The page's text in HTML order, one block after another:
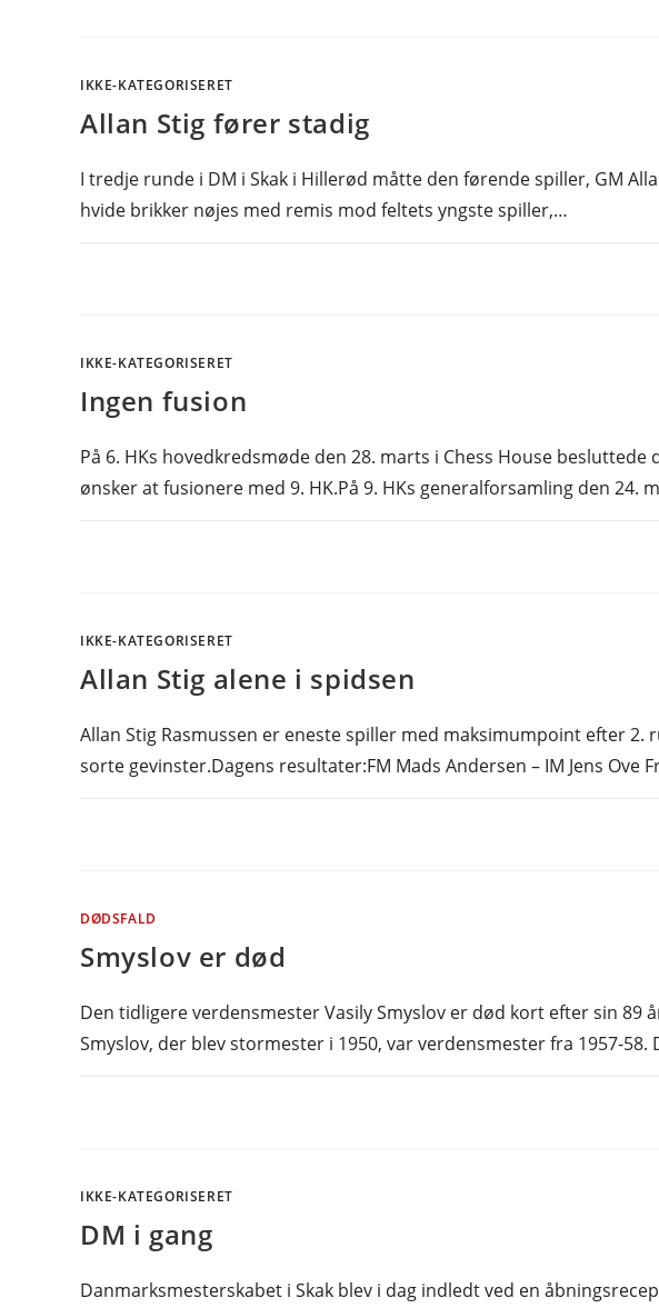
IKKE-KATEGORISERET
Allan Stig fører stadig
I tredje runde i DM i Skak i Hillerød måtte den førende spiller, GM
hvide brikker nøjes med remis mod feltets yngste spiller,…
IKKE-KATEGORISERET
Ingen fusion
På 6. HKs hovedkredsmøde den 28. marts i Chess House
ønsker at fusionere med 9. HK.På 9. HKs generalforsamling den 24.
IKKE-KATEGORISERET
Allan Stig alene i spidsen
Allan Stig Rasmussen er eneste spiller med maksimumpoint efter 2.
sorte gevinster.Dagens resultater:FM Mads Andersen – IM Jens Ove
DØDSFALD
Smyslov er død
Den tidligere verdensmester Vasily Smyslov er død kort efter sin 89
Smyslov, der blev stormester i 1950, var verdensmester fra 1957-58.
IKKE-KATEGORISERET
DM i gang
Danmarksmesterskabet i Skak blev i dag indledt ved en